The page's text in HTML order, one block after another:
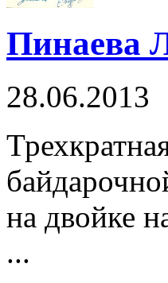
Пинаева
28.06.2013
на двойке
...